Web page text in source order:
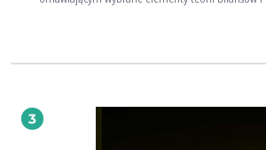
miotającego, zajmują się dwa działy balistyki
miotających (prochów), co zostało
czwartym omówiono zadania pirodynamiki,
strzału. Dla przyjętego balistycznego modelu
3